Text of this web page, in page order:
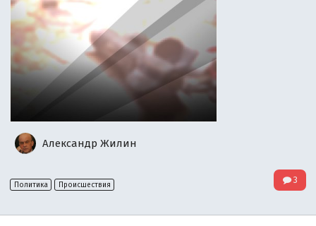
Александр Жилин
Политика Происшествия 3